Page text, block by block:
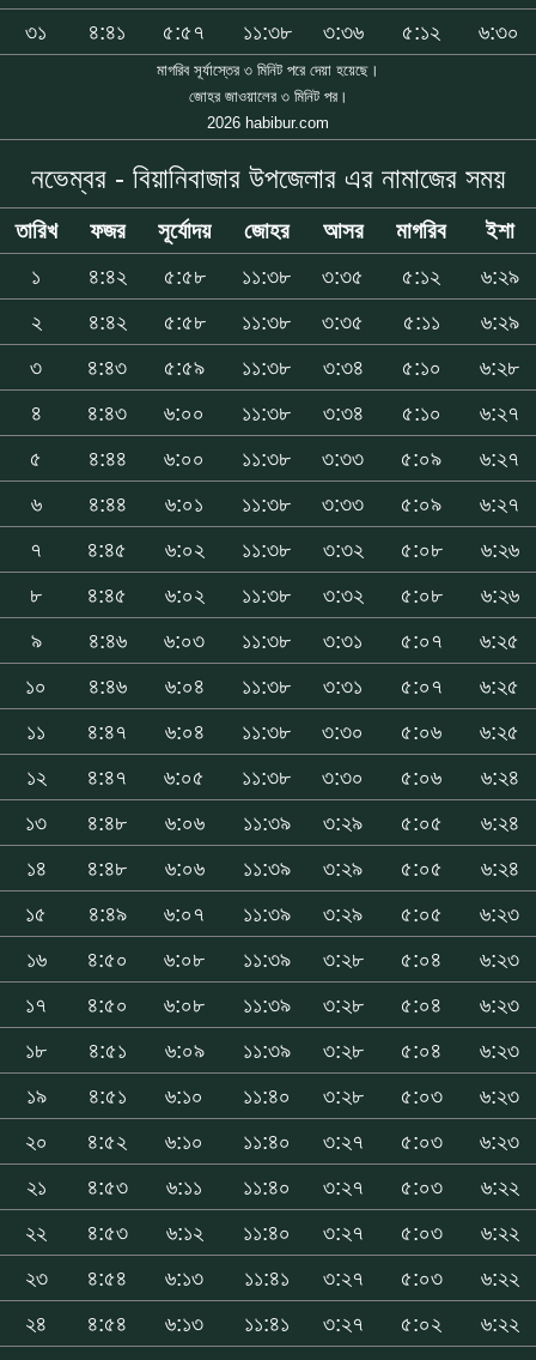
৩১
৪:৪১ ৫:৫৭ ১১:৩৮ ৩:৩৬ ৫:১২ ৬:৩০
মাগরিব সূর্যাস্তের ৩ মিনিট পরে দেয়া হয়েছে।
জোহর জাওয়ালের ৩ মিনিট পর।
2026 habibur.com
নভেম্বর - বিয়ানিবাজার উপজেলার এর নামাজের সময়
তারিখ ফজর সূর্যোদয় জোহর আসর মাগরিব
ইশা
১
৪:৪২ ৫:৫৮ ১১:৩৮ ৩:৩৫ ৫:১২
৬:২৯
২
৪:৪২ ৫:৫৮ ১১:৩৮ ৩:৩৫ ৫:১১
৬:২৯
৩
৪:৪৩ ৫:৫৯ ১১:৩৮ ৩:৩৪ ৫:১০
৬:২৮
৪
৪:৪৩ ৬:০০ ১১:৩৮ ৩:৩৪ ৫:১০
৬:২৭
৫
৪:৪৪ ৬:০০ ১১:৩৮ ৩:৩৩ ৫:০৯
৬:২৭
৬
৪:৪৪ ৬:০১ ১১:৩৮ ৩:৩৩ ৫:০৯
৬:২৭
৭
৪:৪৫ ৬:০২ ১১:৩৮ ৩:৩২ ৫:০৮
৬:২৬
৮
৪:৪৫ ৬:০২ ১১:৩৮ ৩:৩২ ৫:০৮
৬:২৬
৯
৪:৪৬ ৬:০৩ ১১:৩৮ ৩:৩১ ৫:০৭
৬:২৫
১০
৪:৪৬ ৬:০৪ ১১:৩৮ ৩:৩১ ৫:০৭
৬:২৫
১১
৪:৪৭ ৬:০৪ ১১:৩৮ ৩:৩০ ৫:০৬
৬:২৫
১২
৪:৪৭ ৬:০৫ ১১:৩৮ ৩:৩০ ৫:০৬
৬:২৪
১৩
৪:৪৮ ৬:০৬ ১১:৩৯ ৩:২৯ ৫:০৫
৬:২৪
১৪
৪:৪৮ ৬:০৬ ১১:৩৯ ৩:২৯ ৫:০৫
৬:২৪
১৫
৪:৪৯ ৬:০৭ ১১:৩৯ ৩:২৯ ৫:০৫
৬:২৩
১৬
৪:৫০ ৬:০৮ ১১:৩৯ ৩:২৮ ৫:০৪
৬:২৩
১৭
৪:৫০ ৬:০৮ ১১:৩৯ ৩:২৮ ৫:০৪
৬:২৩
১৮
৪:৫১ ৬:০৯ ১১:৩৯ ৩:২৮ ৫:০৪
৬:২৩
১৯
৪:৫১ ৬:১০ ১১:৪০ ৩:২৮ ৫:০৩
৬:২৩
২০
৪:৫২ ৬:১০ ১১:৪০ ৩:২৭ ৫:০৩
৬:২৩
২১
৪:৫৩ ৬:১১ ১১:৪০ ৩:২৭ ৫:০৩
৬:২২
২২
৪:৫৩ ৬:১২ ১১:৪০ ৩:২৭ ৫:০৩
৬:২২
২৩
৪:৫৪ ৬:১৩ ১১:৪১ ৩:২৭ ৫:০৩
৬:২২
২৪
৪:৫৪ ৬:১৩ ১১:৪১ ৩:২৭ ৫:০২
৬:২২